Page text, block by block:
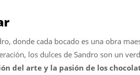
donde cada bocado es una obra
los dulces de Sandro son un
del arte y la pasión de los